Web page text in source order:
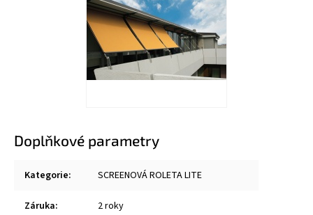
Doplňkové parametry
Kategorie: SCREENOVÁ ROLETA LITE
Záruka: 2 roky